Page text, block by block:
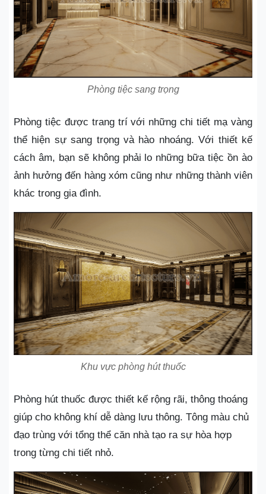
Phòng tiệc sang trọng
Phòng tiệc được trang trí với những chi tiết mạ vàng
thể hiện sự sang trọng và hào nhoáng. Với thiết kế
cách âm, bạn sẽ không phải lo những bữa tiệc ồn ào
ảnh hưởng đến hàng xóm cũng như những thành viên
khác trong gia đình.
Khu vực phòng hút thuốc
Phòng hút thuốc được thiết kế rộng rãi, thông thoáng
giúp cho không khí dễ dàng lưu thông. Tông màu chủ
đạo trùng với tổng thể căn nhà tạo ra sự hòa hợp
trong từng chi tiết nhỏ.